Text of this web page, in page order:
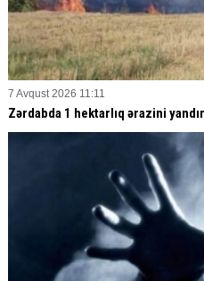
7 Avqust 2026 11:11
Zərdabda 1 hektarlıq ərazini